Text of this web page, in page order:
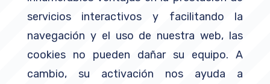
servicios interactivos y facilitando la
navegación y el uso de nuestra web, las
cookies no pueden dañar su equipo. A
cambio, su activación nos ayuda a